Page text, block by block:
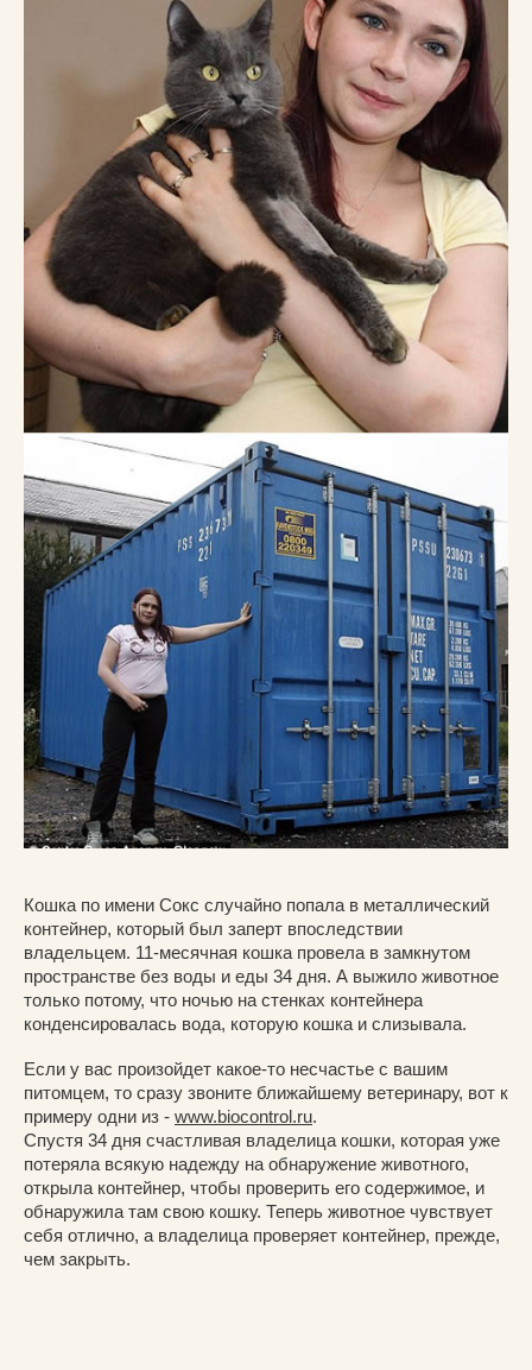
Кошка по имени Сокс случайно попала в металлический
контейнер, который был заперт впоследствии
владельцем. 11-месячная кошка провела в замкнутом
пространстве без воды и еды 34 дня. А выжило животное
только потому, что ночью на стенках контейнера
конденсировалась вода, которую кошка и слизывала.
Если у вас произойдет какое-то несчастье с вашим
питомцем, то сразу звоните ближайшему ветеринару, вот к
примеру одни из - www.biocontrol.ru.
Спустя 34 дня счастливая владелица кошки, которая уже
потеряла всякую надежду на обнаружение животного,
открыла контейнер, чтобы проверить его содержимое, и
обнаружила там свою кошку. Теперь животное чувствует
себя отлично, а владелица проверяет контейнер, прежде,
чем закрыть.